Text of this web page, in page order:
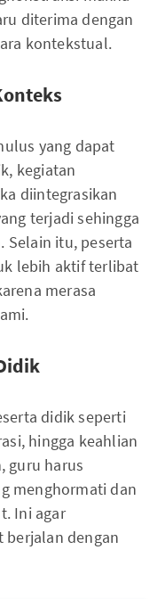
diterima dengan
kontekstual.
yang dapat
kegiatan
diintegrasikan
terjadi sehingga
Selain itu, peserta
lebih aktif terlibat
merasa
didik seperti
hingga keahlian
guru harus
menghormati dan
Ini agar
dengan